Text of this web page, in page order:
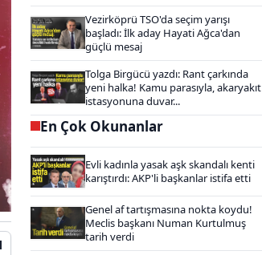
Vezirköprü TSO'da seçim yarışı
başladı: İlk aday Hayati Ağca'dan
güçlü mesaj
Tolga Birgücü yazdı: Rant çarkında
yeni halka! Kamu parasıyla, akaryakıt
istasyonuna duvar...
En Çok Okunanlar
Evli kadınla yasak aşk skandalı kenti
karıştırdı: AKP'li başkanlar istifa etti
Genel af tartışmasına nokta koydu!
Meclis başkanı Numan Kurtulmuş
tarih verdi